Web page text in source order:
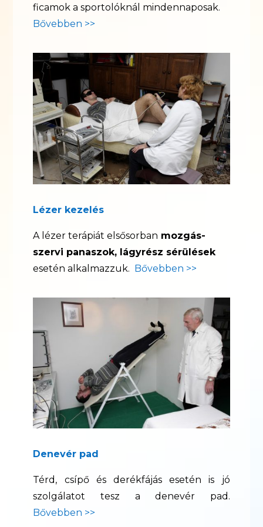
ficamok a sportolóknál mindennaposak.
Bővebben >>
Lézer kezelés
A lézer terápiát elsősorban mozgás-
szervi panaszok, lágyrész sérülések
esetén alkalmazzuk. Bővebben >>
Denevér pad
Térd, csípő és derékfájás esetén is jó
szolgálatot tesz a denevér pad.
Bővebben >>